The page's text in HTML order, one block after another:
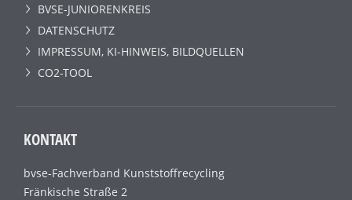
BVSE-JUNIORENKREIS
DATENSCHUTZ
IMPRESSUM, KI-HINWEIS, BILDQUELLEN
CO2-TOOL
KONTAKT
bvse-Fachverband Kunststoffrecycling
Fränkische Straße 2